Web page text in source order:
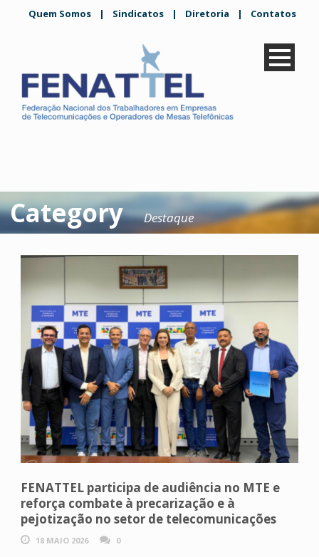
Quem Somos | Sindicatos | Diretoria | Contatos
Category Destaque
FENATTEL participa de audiência no MTE e
reforça combate à precarização e à
pejotização no setor de telecomunicações
18 MAIO 2026 0